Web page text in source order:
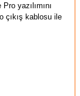
Pro yazılımını
çıkış kablosu ile